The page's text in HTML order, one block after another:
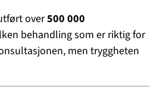
over500 000
behandling som er riktig for
men tryggheten